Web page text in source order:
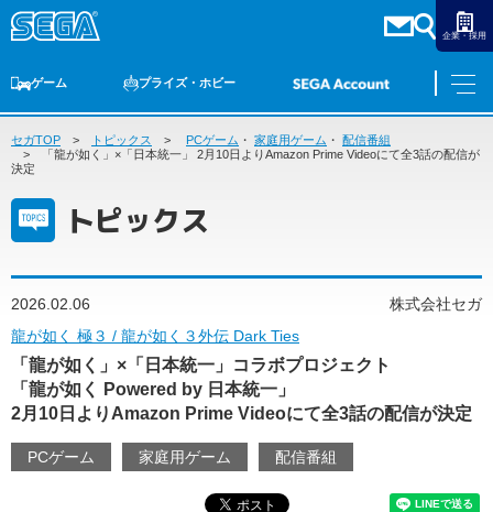
企業・採用
ゲーム
ゲームTOP 家庭用ゲーム PCゲーム スマホゲーム
プライズ・ホビー
プライズ トイ S-FIRE セガ ラッキーくじ
セガ ラッキーくじ
オンライン
ゲーム
家庭用ゲーム
スマホゲーム
プライズ・ホビー
S-FIRE
セガ ラッキーくじ
セガ ラッキーくじ オンライン
アニメ
ダーツ
トピックス
セガTOP トピックス PCゲーム ・ 家庭用ゲーム ・ 配信番組
「龍が如く」×「日本統一」 2月10日よりAmazon Prime Videoにて全3話の配信が
決定
トピックス
2026.02.06
株式会社セガ
龍が如く 極３ / 龍が如く３外伝 Dark Ties
「龍が如く」×「日本統一」コラボプロジェクト
「龍が如く Powered by 日本統一」
2月10日よりAmazon Prime Videoにて全3話の配信が決定
PCゲーム 家庭用ゲーム 配信番組